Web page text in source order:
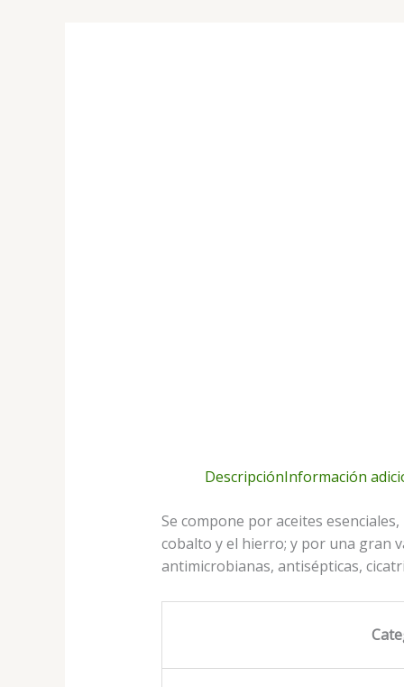
DescripciónInformación
Se compone por aceites
cobalto y el hierro; y por una gran
antimicrobianas, antisépticas,